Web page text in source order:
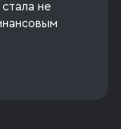
не